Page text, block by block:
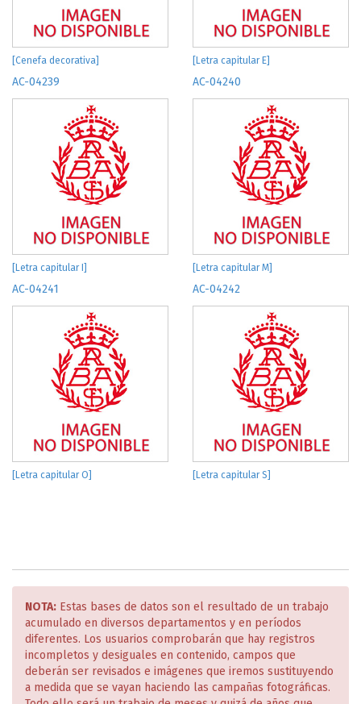
[Cenefa decorativa] [Letra capitular E]
AC-04239
[Letra capitular I]
AC-04240
[Letra capitular M]
AC-04241
[Letra capitular O]
AC-04242
[Letra capitular S]
NOTA: Estas bases de datos son el resultado de un trabajo
acumulado en diversos departamentos y en períodos
diferentes. Los usuarios comprobarán que hay registros
incompletos y desiguales en contenido, campos que
deberán ser revisados e imágenes que iremos sustituyendo
a medida que se vayan haciendo las campañas fotográficas.